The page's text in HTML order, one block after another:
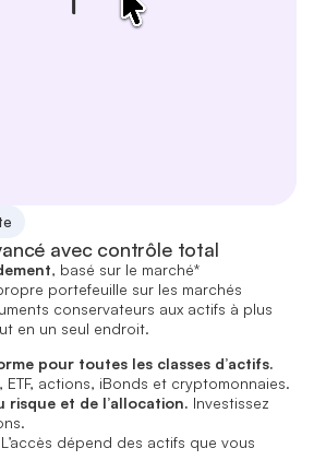
avec contrôle total
, basé sur le marché*
portefeuille sur les marchés
conservateurs aux actifs à plus
en un seul endroit.
pour toutes les classes d’actifs.
ETF, actions, iBonds et cryptomonnaies.
et de l’allocation. Investissez
L’accès dépend des actifs que vous